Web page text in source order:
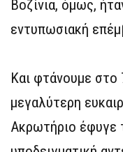
Βοζίνια, όμως,
εντυπωσιακή
Και φτάνουμε
μεγαλύτερη
Ακρωτήριο έφυγε